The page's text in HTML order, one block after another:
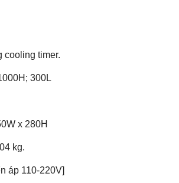
cooling timer.
300L
x 280H
kg.
áp 110-220V]